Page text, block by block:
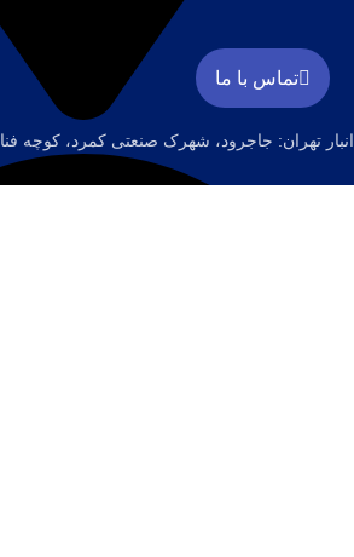
انبار تهران: جاجرود، شهرک صنعتی کمرد، کوچه
تماس با ما